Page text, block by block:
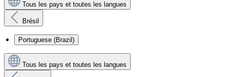
Tous les pays et toutes les langues
Brésil
Portuguese (Brazil)
Tous les pays et toutes les langues